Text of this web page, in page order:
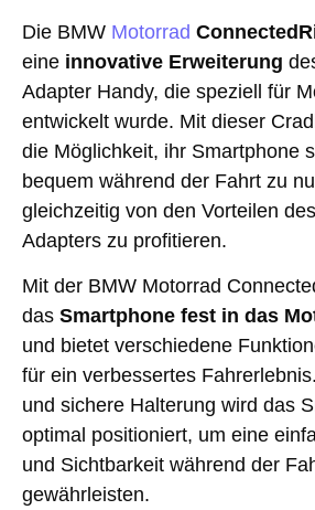
Die BMW Motorrad
eine innovative Erweiterung
Adapter Handy, die speziell für
entwickelt wurde. Mit dieser
die Möglichkeit, ihr Smartphone
bequem während der Fahrt zu
gleichzeitig von den Vorteilen
Adapters zu profitieren.
Mit der BMW Motorrad
das Smartphone fest in das
und bietet verschiedene
für ein verbessertes
und sichere Halterung wird das
optimal positioniert, um eine
und Sichtbarkeit während der
gewährleisten.